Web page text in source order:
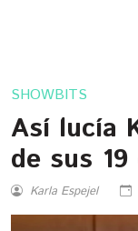
SHOWBITS
Así lucía
de sus
Karla Espejel